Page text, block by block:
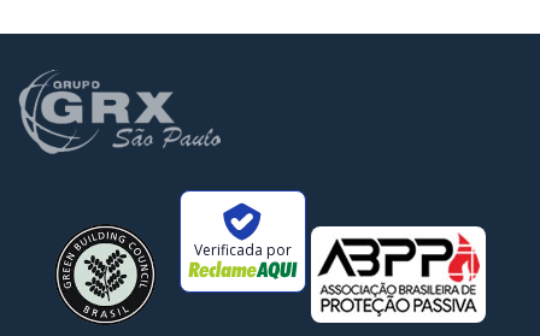
Verificada por